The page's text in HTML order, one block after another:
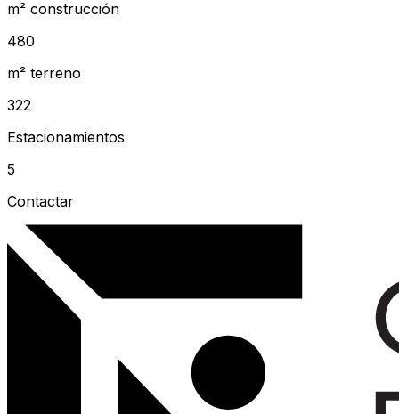
m² construcción
480
m² terreno
322
Estacionamientos
5
Contactar